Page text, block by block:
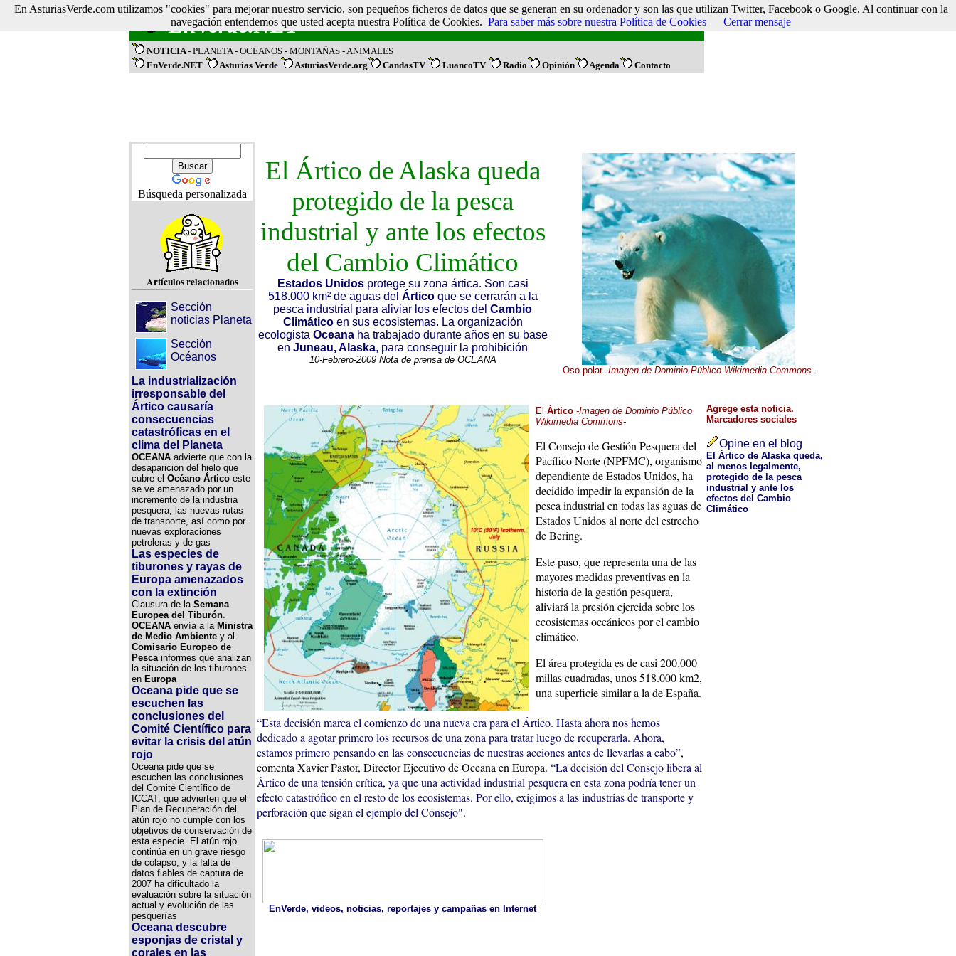
EnVerde.NET
NOTICIA- PLANETA - OCÉANOS - MONTAÑAS -ANIMALES
EnVerde.NET
Asturias Verde AsturiasVerde.org CandasTV LuancoTV Radio Opinión Agenda Contacto
Búsqueda personalizada
Artículos relacionados
Sección
noticias Planeta
Sección
Océanos
La industrialización
irresponsable del
Ártico causaría
consecuencias
catastróficas en el
clima del Planeta
OCEANA advierte que con la
desaparición del hielo que
cubre el Océano Ártico este
se ve amenazado por un
incremento de la industria
pesquera, las nuevas rutas
de transporte, así como por
nuevas exploraciones
petroleras y de gas
Las especies de
tiburones y rayas de
Europa amenazados
con la extinción
Clausura de la Semana
Europea del Tiburón.
OCEANA envía a la Ministra
de Medio Ambiente y al
Comisario Europeo de
Pescainformes que analizan
la situación de los tiburones
en Europa
Oceana pide que se
escuchen las
conclusiones del
Comité Científico para
evitar la crisis del atún
rojo
Oceana pide que se
escuchen las conclusiones
del Comité Científico de
ICCAT, que advierten que el
Plan de Recuperación del
atún rojo no cumple con los
objetivos de conservación de
esta especie. El atún rojo
continúa en un grave riesgo
de colapso, y la falta de
datos fiables de captura de
2007 ha dificultado la
evaluación sobre la situación
actual y evolución de las
pesquerías
Oceana descubre
esponjas de cristal y
corales en las
El Ártico de Alaska queda
protegido de la pesca
industrial y ante los efectos
del Cambio Climático
Estados Unidosprotege su zona ártica. Son casi
518.000 km² de aguas del Árticoque se cerrarán a la
pesca industrial para aliviar los efectos del Cambio
Climáticoen sus ecosistemas. La organización
ecologista Oceanaha trabajado durante años en su base
en Juneau, Alaska, para conseguir la prohibición
10-Febrero-2009 Nota de prensa de OCEANA
Oso polar -Imagen de Dominio Público Wikimedia Commons-
El Ártico -Imagen de Dominio Público
Wikimedia Commons-
El Consejo de Gestión Pesquera del
Pacífico Norte (NPFMC), organismo
dependiente de Estados Unidos, ha
decidido impedir la expansión de la
pesca industrial en todas las aguas de
Estados Unidos al norte del estrecho
de Bering.
Este paso, que representa una de las
mayores medidas preventivas en la
historia de la gestión pesquera,
aliviará la presión ejercida sobre los
ecosistemas oceánicos por el cambio
climático.
El área protegida es de casi 200.000
millas cuadradas, unos 518.000 km2,
una superficie similar a la de España.
“Esta decisión marca el comienzo de una nueva era para el Ártico. Hasta ahora nos hemos
dedicado a agotar primero los recursos de una zona para tratar luego de recuperarla. Ahora,
estamos primero pensando en las consecuencias de nuestras acciones antes de llevarlas a cabo”,
comenta Xavier Pastor, Director Ejecutivo de Oceana en Europa. “La decisión del Consejo libera al
Ártico de una tensión crítica, ya que una actividad industrial pesquera en esta zona podría tener un
efecto catastrófico en el resto de los ecosistemas. Por ello, exigimos a las industrias de transporte y
perforación que sigan el ejemplo del Consejo".
Agrege esta noticia.
Marcadores sociales
Opine en el blog
El Ártico de Alaska queda,
al menos legalmente,
protegido de la pesca
industrial y ante los
efectos del Cambio
Climático
EnVerde, videos, noticias, reportajes y campañas en Internet
En AsturiasVerde.com utilizamos "cookies" para mejorar nuestro servicio, son pequeños ficheros de datos que se generan en su ordenador y son las que utilizan Twitter, Facebook o Google. Al continuar con la
navegación entendemos que usted acepta nuestra Política de Cookies. Para saber más sobre nuestra Política de Cookies Cerrar mensaje